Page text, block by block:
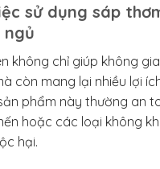
sử dụng sáp
không chỉ giúp không
còn mang lại nhiều lợi
phẩm này thường an
hoặc các loại không
hại.